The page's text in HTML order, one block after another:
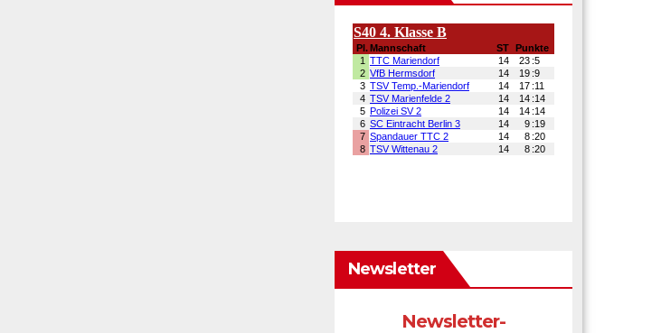
Newsletter
Newsletter-